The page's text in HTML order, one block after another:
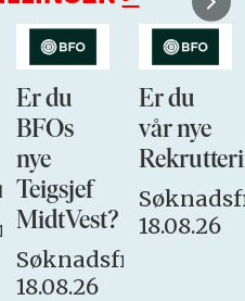
Er du
BFOs
nye
Teigsjef
MidtVest?
Søknadsfrist:
18.08.26
Er du
vår nye
18.08.26